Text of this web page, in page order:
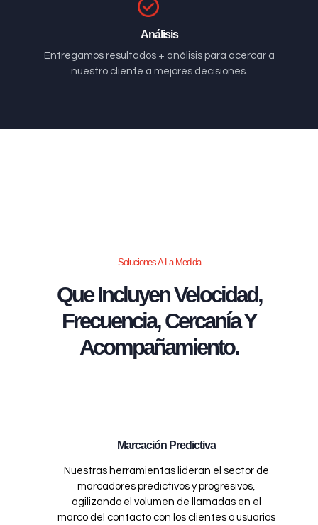
Análisis
Entregamos resultados + análisis para acercar a
nuestro cliente a mejores decisiones.
Soluciones A La Medida
Que Incluyen Velocidad,
Frecuencia, Cercanía Y
Acompañamiento.
Marcación Predictiva
Nuestras herramientas lideran el sector de
marcadores predictivos y progresivos,
agilizando el volumen de llamadas en el
marco del contacto con los clientes o usuarios